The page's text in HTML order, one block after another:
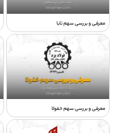
معرفی و بررسی سهم تابا
معرفی و بررسی سهم خفولا